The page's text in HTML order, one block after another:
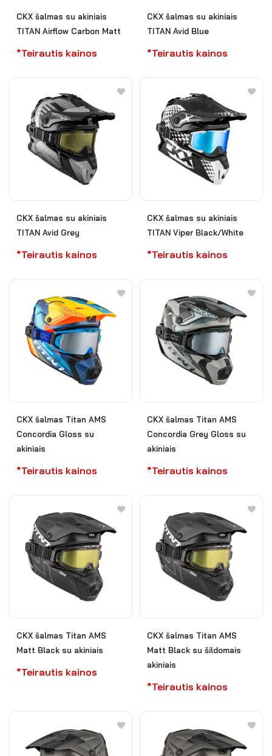
CKX šalmas su akiniais
TITAN Airflow Carbon Matt
*Teirautis kainos
CKX šalmas su akiniais
TITAN Avid Blue
*Teirautis kainos
CKX šalmas su akiniais
TITAN Avid Grey
*Teirautis kainos
CKX šalmas su akiniais
TITAN Viper Black/White
*Teirautis kainos
CKX šalmas Titan AMS
Concordia Gloss su
akiniais
*Teirautis kainos
CKX šalmas Titan AMS
Concordia Grey Gloss su
akiniais
*Teirautis kainos
CKX šalmas Titan AMS
Matt Black su akiniais
*Teirautis kainos
CKX šalmas Titan AMS
Matt Black su šildomais
akiniais
*Teirautis kainos